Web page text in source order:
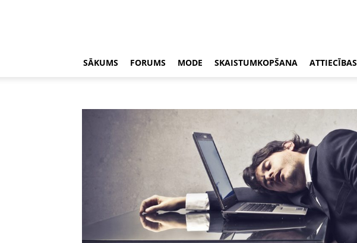
SĀKUMS FORUMS MODE SKAISTUMKOPŠANA ATTIECĪBAS